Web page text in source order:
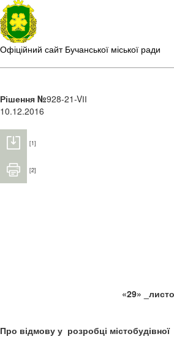
Офіційний сайт Бучанської міської ради
Рішення №928-21-VІІ
10.12.2016
[1]
[2]
«29»
Про відмову у розробці містобудівної